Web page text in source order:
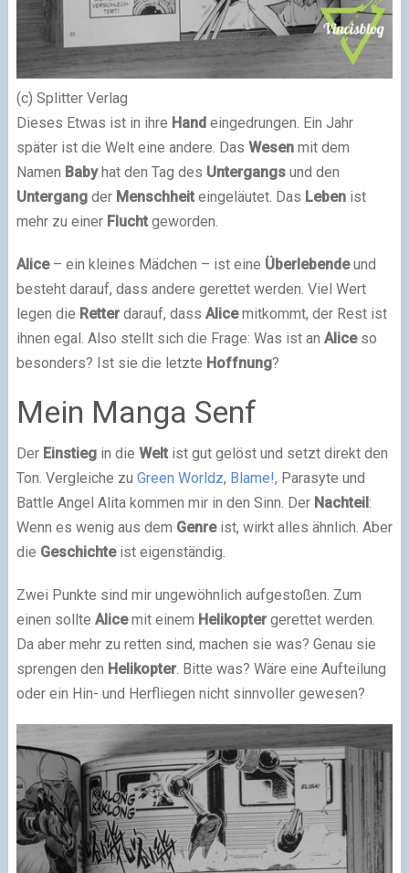
(c) Splitter Verlag
Dieses Etwas ist in ihre Hand eingedrungen. Ein Jahr
später ist die Welt eine andere. Das Wesenmit dem
Namen Babyhat den Tag des Untergangsund den
Untergangder Menschheiteingeläutet. Das Lebenist
mehr zu einer Fluchtgeworden.
Alice– ein kleines Mädchen – ist eine Überlebendeund
besteht darauf, dass andere gerettet werden. Viel Wert
legen die Retterdarauf, dass Alicemitkommt, der Rest ist
ihnen egal. Also stellt sich die Frage: Was ist an Aliceso
besonders? Ist sie die letzte Hoffnung?
Mein Manga Senf
Der Einstiegin die Weltist gut gelöst und setzt direkt den
Ton. Vergleiche zu Green Worldz, Blame!, Parasyte und
Battle Angel Alita kommen mir in den Sinn. Der Nachteil :
Wenn es wenig aus dem Genreist, wirkt alles ähnlich. Aber
die Geschichteist eigenständig.
Zwei Punkte sind mir ungewöhnlich aufgestoßen. Zum
einen sollte Alicemit einem Helikoptergerettet werden.
Da aber mehr zu retten sind, machen sie was? Genau sie
sprengen den Helikopter. Bitte was? Wäre eine Aufteilung
oder ein Hin- und Herfliegen nicht sinnvoller gewesen?